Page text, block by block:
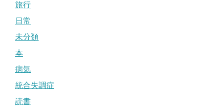
旅行
日常
未分類
本
病気
統合失調症
読書